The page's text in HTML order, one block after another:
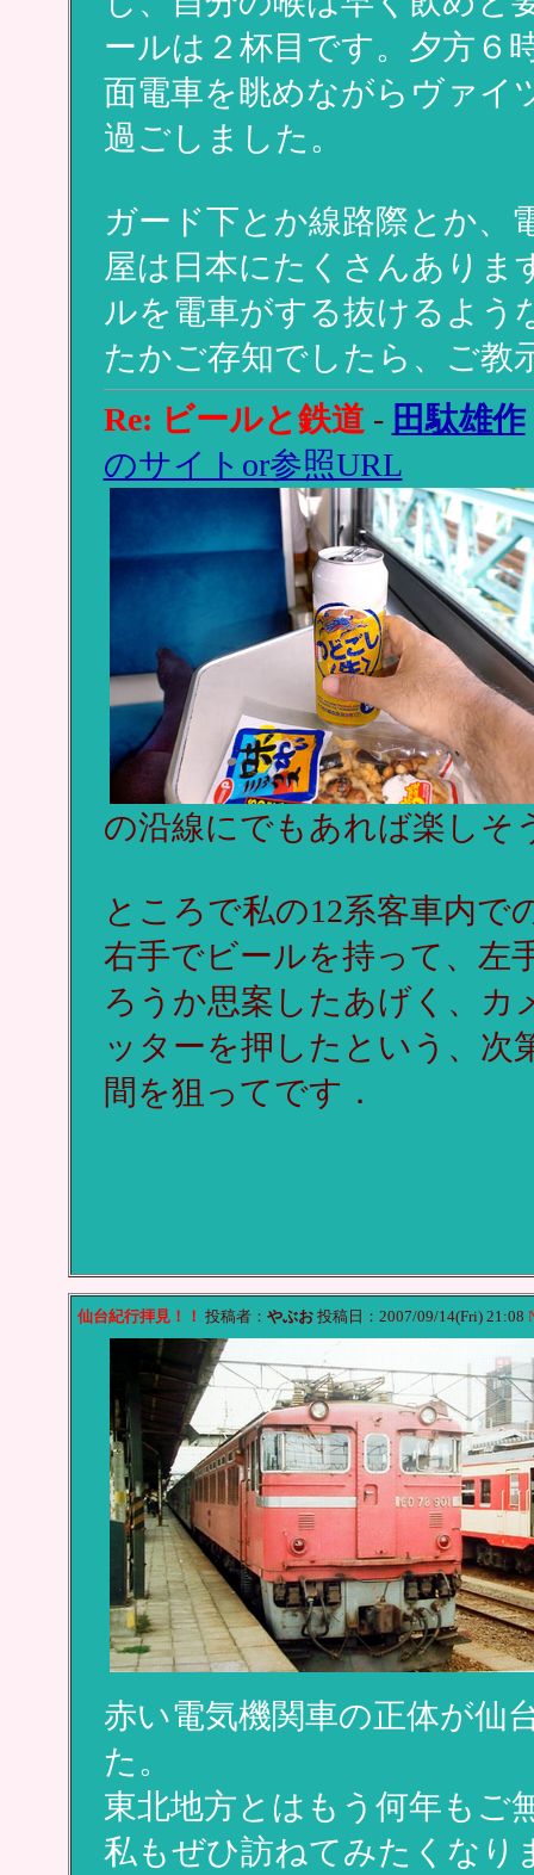
ールは２杯目です。夕方６
面電車を眺めながらヴァイ
過ごしました。
ガード下とか線路際とか、
屋は日本にたくさんありま
ルを電車がする抜けるよう
たかご存知でしたら、ご教
Re: ビールと鉄道 - 田駄雄作
のサイトor参照URL
の沿線にでもあれば楽しそ
ところで私の12系客車内で
右手でビールを持って、左
ろうか思案したあげく、カ
ッターを押したという、次
間を狙ってです．
仙台紀行拝見！！ 投稿者： やぶお投稿日：2007/09/14(Fri) 21:08
赤い電気機関車の正体が仙
た。
東北地方とはもう何年もご
私もぜひ訪ねてみたくなり